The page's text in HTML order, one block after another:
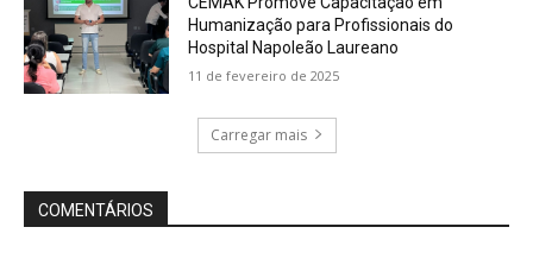
Humanização para Profissionais do
Hospital Napoleão Laureano
11 de fevereiro de 2025
Carregar mais
COMENTÁRIOS